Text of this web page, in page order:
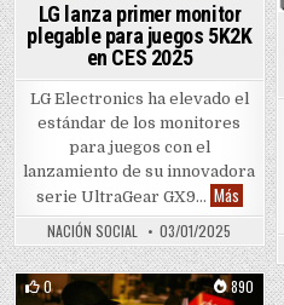
LG lanza primer monitor
plegable para juegos 5K2K
en CES 2025
LG Electronics ha elevado el
estándar de los monitores
para juegos con el
lanzamiento de su innovadora
serie UltraGear GX9… MásLG
NACIÓN SOCIAL 03/01/2025
0
890